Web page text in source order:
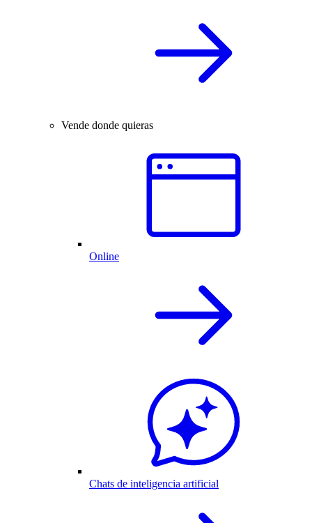
Vende donde quieras
Online
Chats de inteligencia artificial